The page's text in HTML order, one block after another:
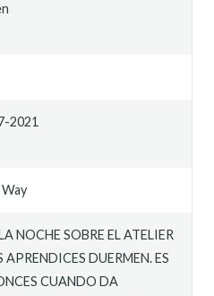
2021
NOCHE SOBRE EL ATELIER
APRENDICES DUERMEN. ES
CUANDO DA